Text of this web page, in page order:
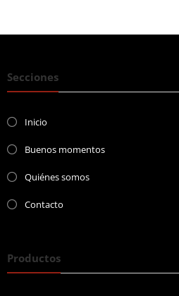
Secciones
Inicio
Buenos momentos
Quiénes somos
Contacto
Productos